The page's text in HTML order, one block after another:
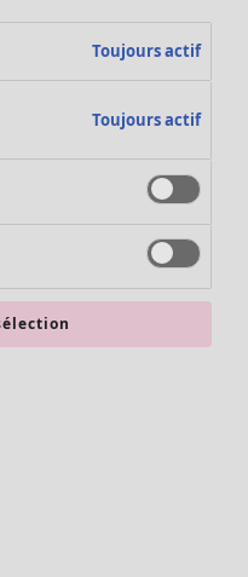
-70
Toujours actif
Toujours actif